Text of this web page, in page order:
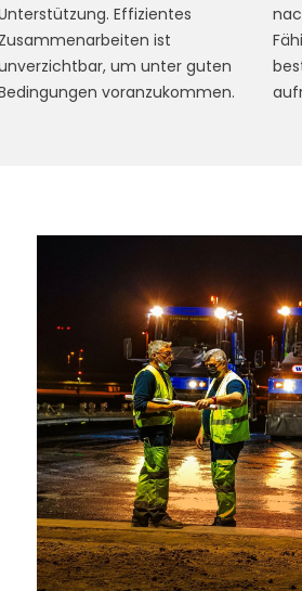
Effizientes
Zusammenarbeiten ist
um unter guten
voranzukommen.